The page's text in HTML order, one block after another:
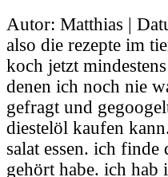
Autor: Matthias |
also die rezepte im
koch jetzt
denen ich noch nie
gefragt und
diestelöl kaufen
salat essen. ich
gehört habe. ich hab